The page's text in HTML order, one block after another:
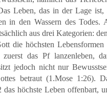
Leben, das in der Lage
in den Wassern des Todes.
aus drei Kategorien:
die höchsten
das Pf lanzenleben,
jedoch nicht nur
betraut (1.Mose 1:26).
höchste Leben offenbart,